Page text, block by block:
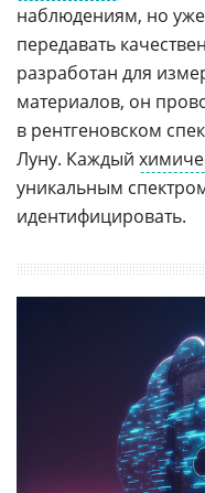
наблюдениям, но
передавать
разработан для
материалов, он
в рентгеновском
Луну. Каждый
уникальным
идентифицировать.